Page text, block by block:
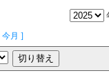
今月 ]